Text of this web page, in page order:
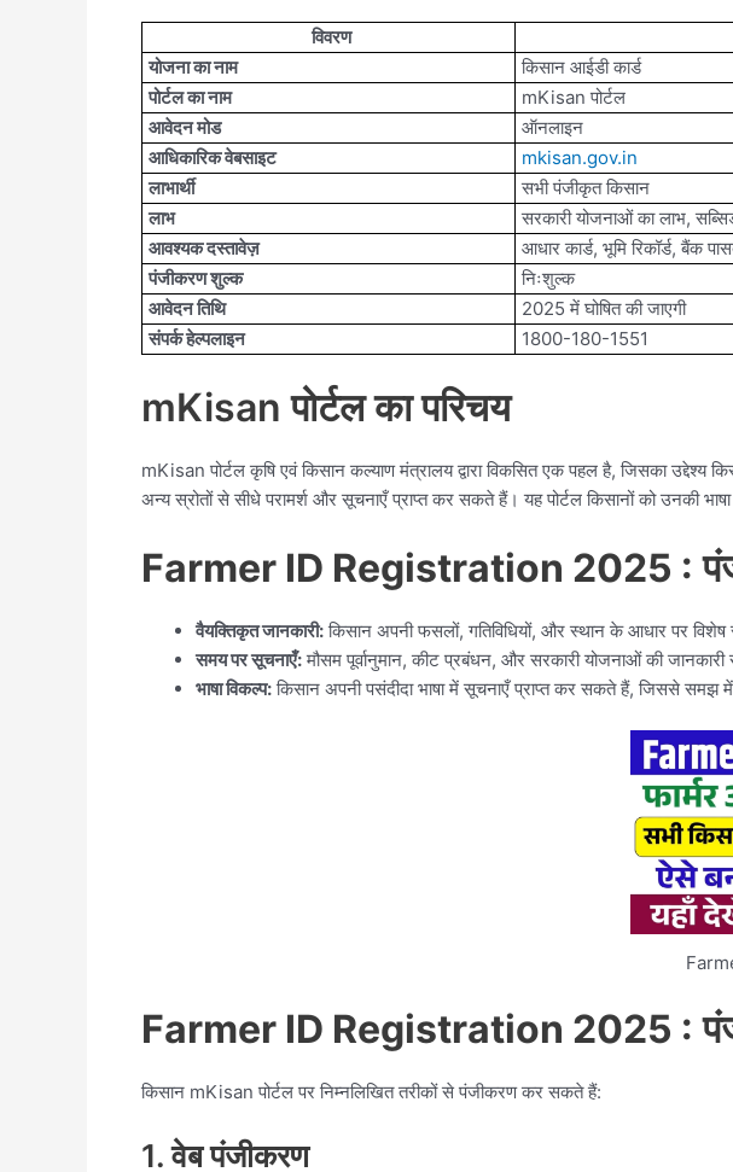
विवरण
योजना का नाम
किसान आईडी कार्ड
पोर्टल का नाम
mKisan पोर्टल
आवेदन मोड
ऑनलाइन
आधिकारिक वेबसाइट
mkisan.gov.in
लाभार्थी
सभी पंजीकृत किसान
लाभ
सरकारी योजनाओं का लाभ,
आवश्यक दस्तावेज़
आधार कार्ड, भूमि रिकॉर्ड, बैंक
पंजीकरण शुल्क
निःशुल्क
आवेदन तिथि
2025 में घोषित की जाएगी
संपर्क हेल्पलाइन
1800-180-1551
mKisan पोर्टल का परिचय
mKisan पोर्टल कृषि एवं किसान कल्याण मंत्रालय द्वारा विकसित एक पहल है, जिसका उद्देश्य
अन्य स्रोतों से सीधे परामर्श और सूचनाएँ प्राप्त कर सकते हैं। यह पोर्टल किसानों को उनकी
Farmer ID Registration 2025 :
वैयक्तिकृत जानकारी:किसान अपनी फसलों, गतिविधियों, और स्थान के आधार पर
समय पर सूचनाएँ:मौसम पूर्वानुमान, कीट प्रबंधन, और सरकारी योजनाओं की जानकारी
भाषा विकल्प:किसान अपनी पसंदीदा भाषा में सूचनाएँ प्राप्त कर सकते हैं, जिससे समझ में
Farmer ID Registration 2025 :
किसान mKisan पोर्टल पर निम्नलिखित तरीकों से पंजीकरण कर सकते हैं:
1. वेब पंजीकरण